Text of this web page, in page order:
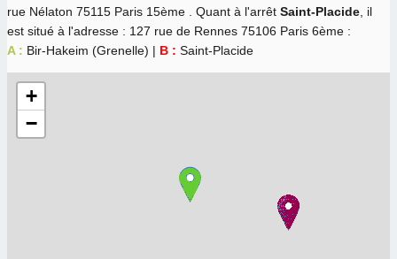
rue Nélaton 75115 Paris 15ème . Quant à l'arrêt Saint-Placide , il
est situé à l'adresse : 127 rue de Rennes 75106 Paris 6ème :
A : Bir-Hakeim (Grenelle) | B : Saint-Placide
+
−